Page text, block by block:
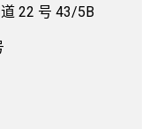
22 号 43/5B